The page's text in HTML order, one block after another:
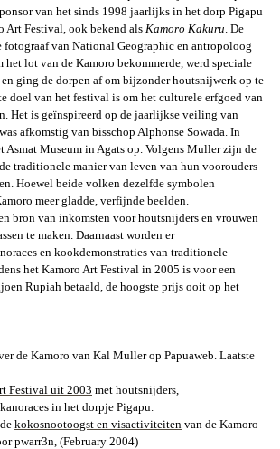
van het sinds 1998 jaarlijks in het dorp Pigapu
Art Festival, ook bekend als Kamoro Kakuru De
fotograaf van National Geographic en antropoloog
lot van de Kamoro bekommerde, werd speciale
ging de dorpen af om bijzonder houtsnijwerk op te
doel van het festival is om het culturele erfgoed van
Het is geïnspireerd op de jaarlijkse veiling van
afkomstig van bisschop Alphonse Sowada. In
Asmat Museum in Agats op. Volgens Muller zijn de
traditionele manier van leven van hun voorouders
Hoewel beide volken dezelfde symbolen
meer gladde, verfijnde beelden.
bron van inkomsten voor houtsnijders en vrouwen
te maken. Daarnaast worden er
en kookdemonstraties van traditionele
het Kamoro Art Festival in 2005 is voor een
Rupiah betaald, de hoogste prijs ooit op het
de Kamoro van Kal Muller op Papuaweb. Laatste
Festival uit 2003 met houtsnijders,
in het dorpje Pigapu.
kokosnootoogst en visactiviteiten van de Kamoro
pwarr3n, (February 2004)